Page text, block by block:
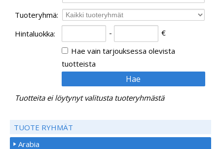
Tuoteryhmä:
Hintaluokka: -
€
Hae vain tarjouksessa olevista
tuotteista
Tuotteita ei löytynyt valitusta tuoteryhmästä
TUOTE RYHMÄT
Arabia